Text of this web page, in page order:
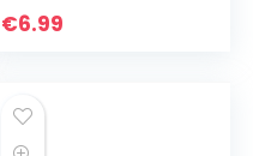
Spatel Keuken Mini
€6.99